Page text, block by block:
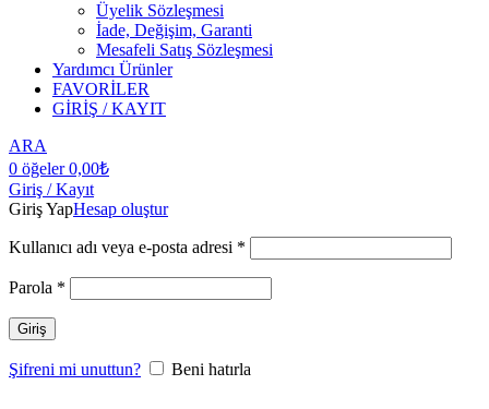
Üyelik Sözleşmesi
İade, Değişim, Garanti
Mesafeli Satış Sözleşmesi
Yardımcı Ürünler
FAVORİLER
GİRİŞ / KAYIT
ARA
0 öğeler 0,00₺
Giriş / Kayıt
Giriş YapHesap oluştur
Kullanıcı adı veya e-posta adresi *
Parola *
Giriş
Şifreni mi unuttun? Beni hatırla